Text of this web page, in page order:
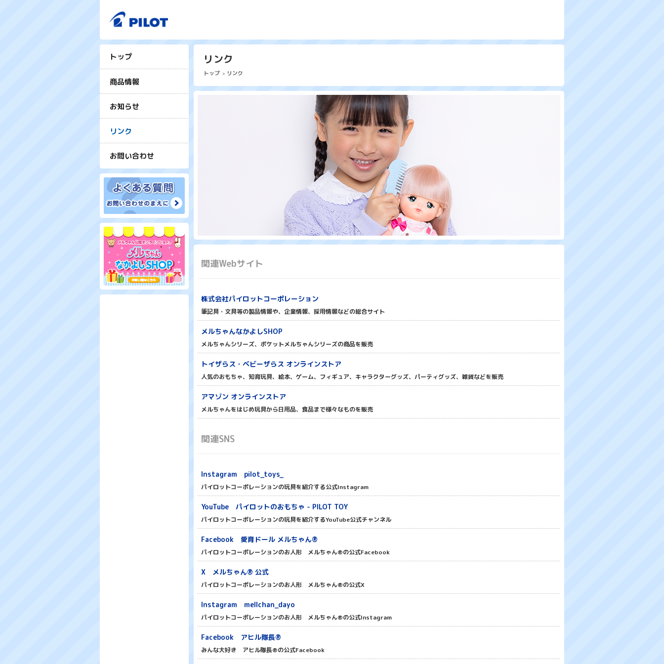
トップ
商品情報
お知らせ
リンク
お問い合わせ
リンク
トップ リンク
関連Webサイト
株式会社パイロットコーポレーション
筆記具・文具等の製品情報や、企業情報、採用情報などの総合サイト
メルちゃんなかよしSHOP
メルちゃんシリーズ、ポケットメルちゃんシリーズの商品を販売
トイザらス・ベビーザらス オンラインストア
人気のおもちゃ、知育玩具、絵本、ゲーム、フィギュア、キャラクターグッズ、パーティグッズ、雑貨などを販売
アマゾン オンラインストア
メルちゃんをはじめ玩具から日用品、食品まで様々なものを販売
関連SNS
Instagram pilot_toys_
パイロットコーポレーションの玩具を紹介する公式Instagram
YouTube パイロットのおもちゃ - PILOT TOY
パイロットコーポレーションの玩具を紹介するYouTube公式チャンネル
Facebook 愛育ドール メルちゃん®
パイロットコーポレーションのお人形 メルちゃん®の公式Facebook
X メルちゃん® 公式
パイロットコーポレーションのお人形 メルちゃん®の公式X
Instagram mellchan_dayo
パイロットコーポレーションのお人形 メルちゃん®の公式Instagram
Facebook アヒル隊長®
みんな大好き アヒル隊長®の公式Facebook